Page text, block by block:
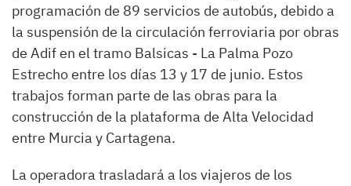
programación de 89 servicios de autobús, debido a
la suspensión de la circulación ferroviaria por obras
de Adif en el tramo Balsicas - La Palma Pozo
Estrecho entre los días 13 y 17 de junio. Estos
trabajos forman parte de las obras para la
construcción de la plataforma de Alta Velocidad
entre Murcia y Cartagena.
La operadora trasladará a los viajeros de los